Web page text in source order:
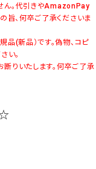
ん。代引きやAmazonPay
旨、何卒ご了承くださいま
(新品）です。偽物、コピ
い。
りいたします。何卒ご了承